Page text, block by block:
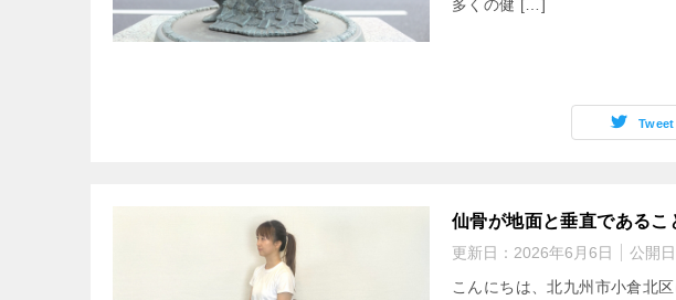
多くの健 […]
Tweet
仙骨が地面と垂直であるこ
更新日： 2026年6月6日 公開日
こんにちは、北九州市小倉北